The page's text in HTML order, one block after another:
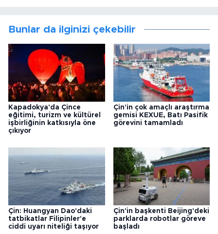
Bunlar da ilginizi çekebilir
Kapadokya'da Çince
eğitimi, turizm ve kültürel
işbirliğinin katkısıyla öne
çıkıyor
Çin'in çok amaçlı araştırma
gemisi KEXUE, Batı Pasifik
görevini tamamladı
Çin: Huangyan Dao'daki
tatbikatlar Filipinler'e
ciddi uyarı niteliği taşıyor
Çin'in başkenti Beijing'deki
parklarda robotlar göreve
başladı